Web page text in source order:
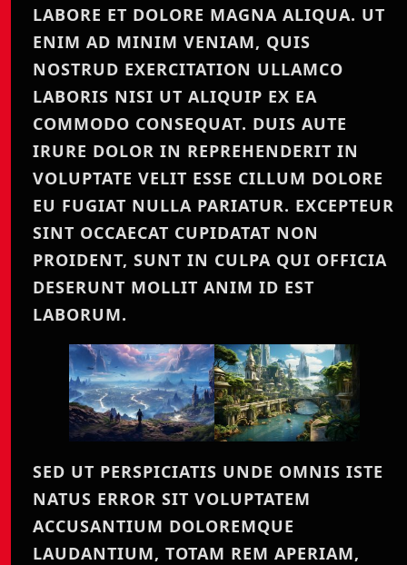
LABORE ET DOLORE MAGNA ALIQUA. UT
ENIM AD MINIM VENIAM, QUIS
NOSTRUD EXERCITATION ULLAMCO
LABORIS NISI UT ALIQUIP EX EA
COMMODO CONSEQUAT. DUIS AUTE
IRURE DOLOR IN REPREHENDERIT IN
VOLUPTATE VELIT ESSE CILLUM DOLORE
EU FUGIAT NULLA PARIATUR. EXCEPTEUR
SINT OCCAECAT CUPIDATAT NON
PROIDENT, SUNT IN CULPA QUI OFFICIA
DESERUNT MOLLIT ANIM ID EST
LABORUM.
SED UT PERSPICIATIS UNDE OMNIS ISTE
NATUS ERROR SIT VOLUPTATEM
ACCUSANTIUM DOLOREMQUE
LAUDANTIUM, TOTAM REM APERIAM,